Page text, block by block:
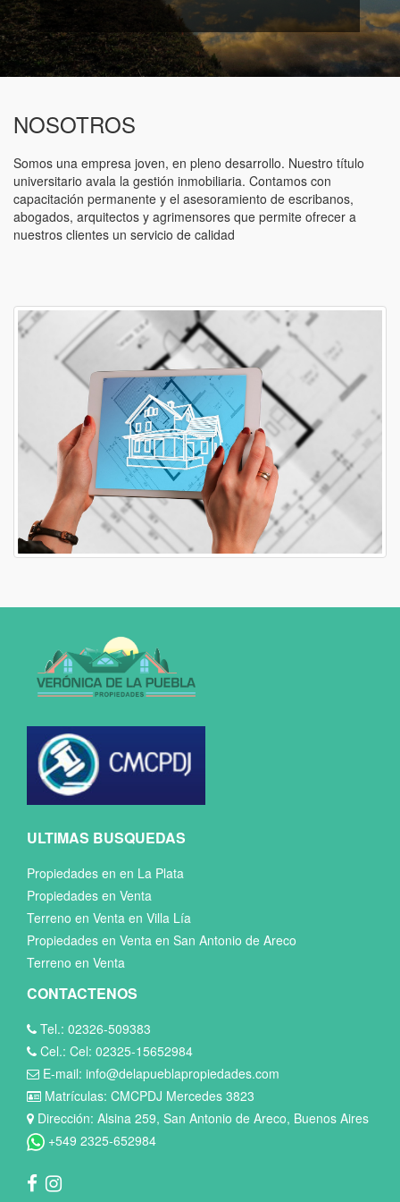
NOSOTROS
Somos una empresa joven, en pleno desarrollo. Nuestro título
universitario avala la gestión inmobiliaria. Contamos con
capacitación permanente y el asesoramiento de escribanos,
abogados, arquitectos y agrimensores que permite ofrecer a
nuestros clientes un servicio de calidad
ULTIMAS BUSQUEDAS
Propiedades en en La Plata
Propiedades en Venta
Terreno en Venta en Villa Lía
Propiedades en Venta en San Antonio de Areco
Terreno en Venta
CONTACTENOS
Tel.: 02326-509383
Cel.: Cel: 02325-15652984
E-mail: info@delapueblapropiedades.com
Matrículas: CMCPDJ Mercedes 3823
Dirección: Alsina 259, San Antonio de Areco, Buenos Aires
+549 2325-652984